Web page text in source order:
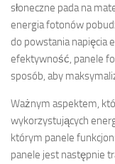
słoneczne pada na
energia fotonów
do powstania napięcia
efektywność, panele
sposób, aby
Ważnym aspektem,
wykorzystujących
którym panele
panele jest następnie